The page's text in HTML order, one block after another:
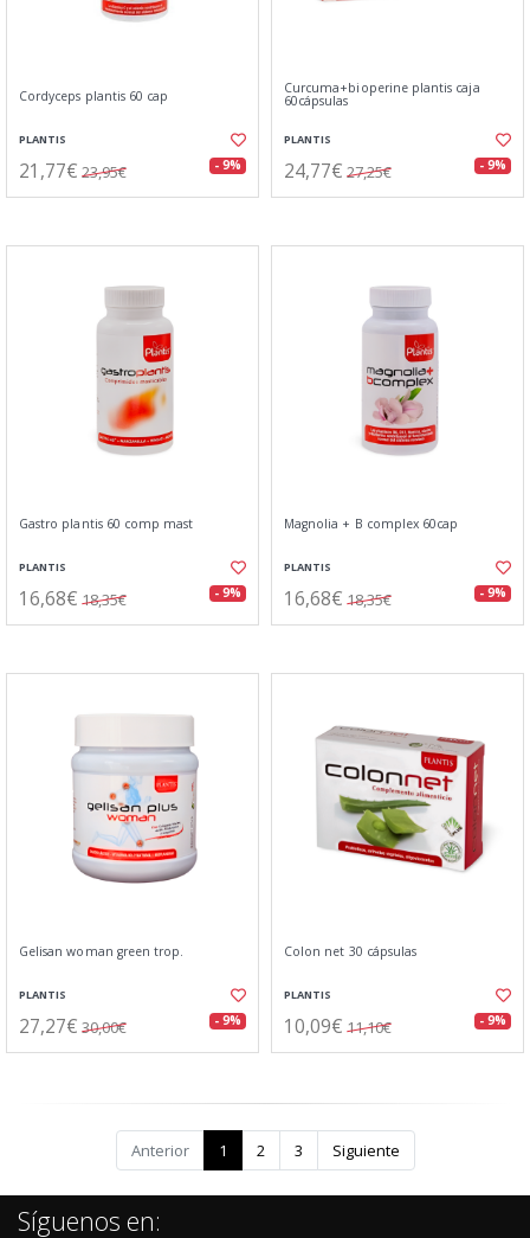
Cordyceps plantis 60 cap
PLANTIS
21,77€ 23,95€ - 9%
Curcuma+bioperine plantis caja
60cápsulas
PLANTIS
24,77€ 27,25€ - 9%
Gastro plantis 60 comp mast
PLANTIS
16,68€ 18,35€ - 9%
Magnolia + B complex 60cap
PLANTIS
16,68€ 18,35€ - 9%
Gelisan woman green trop.
PLANTIS
27,27€ 30,00€ - 9%
Colon net 30 cápsulas
PLANTIS
10,09€ 11,10€ - 9%
Anterior 1 2 3 Siguiente
Síguenos en: